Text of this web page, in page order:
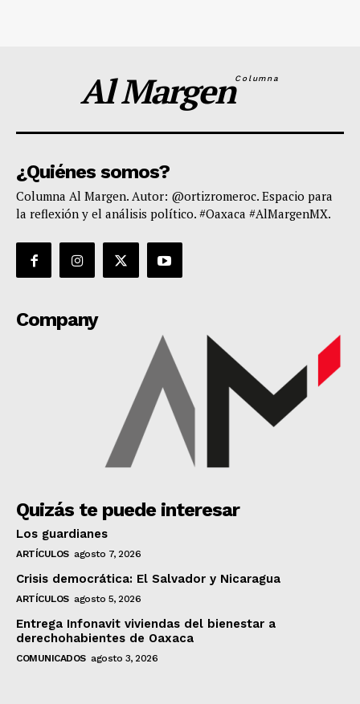
Al MargenColumna
¿Quiénes somos?
Columna Al Margen. Autor: @ortizromeroc. Espacio para
la reflexión y el análisis político. #Oaxaca #AlMargenMX.
Company
Quizás te puede interesar
Los guardianes
ARTÍCULOS agosto 7, 2026
Crisis democrática: El Salvador y Nicaragua
ARTÍCULOS agosto 5, 2026
Entrega Infonavit viviendas del bienestar a
derechohabientes de Oaxaca
COMUNICADOS agosto 3, 2026